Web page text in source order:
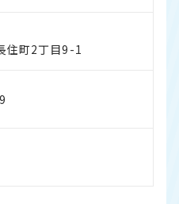
住町2丁目9-1